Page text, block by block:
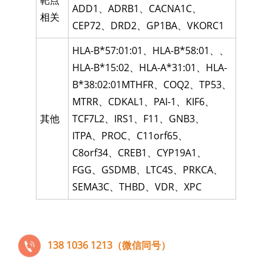
相关
ADD1 、ADRB1 、 CACNA1C、
CEP72、 DRD2、 GP1BA、VKORC1
其他
HLA-B*57:01:01 、 HLA-B*58:01 、、
HLA-B*15:02、 HLA-A*31:01 、 HLA-
B*38:02:01MTHFR、 COQ2、TP53、
MTRR、 CDKAL1 、 PAI-1 、 KIF6、
TCF7L2、 IRS1 、 F11 、 GNB3、
ITPA、 PROC、 C11orf65、
C8orf34、 CREB1 、 CYP19A1 、
FGG、 GSDMB、 LTC4S、 PRKCA、
SEMA3C、THBD、VDR、XPC
138 1036 1213（微信同号）